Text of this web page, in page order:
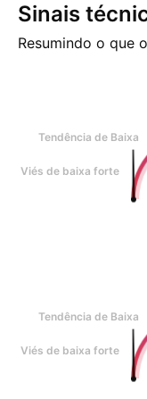
Sinais
Resumindo o que
Tendência de Baixa
Viés de baixa forte
Tendência de Baixa
Viés de baixa forte